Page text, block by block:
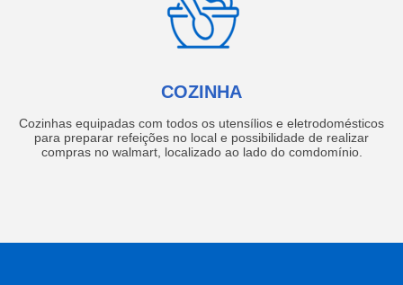
COZINHA
Cozinhas equipadas com todos os utensílios e eletrodomésticos
para preparar refeições no local e possibilidade de realizar
compras no walmart, localizado ao lado do comdomínio.